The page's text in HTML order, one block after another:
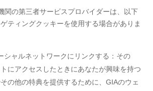
関の第三者サービスプロバイダーは、以下
ティングクッキーを使用する場合がありま
シャルネットワークにリンクする：その
にアクセスしたときにあなたが興味を持つ
の他の特典を提供するために、GIAのウェ